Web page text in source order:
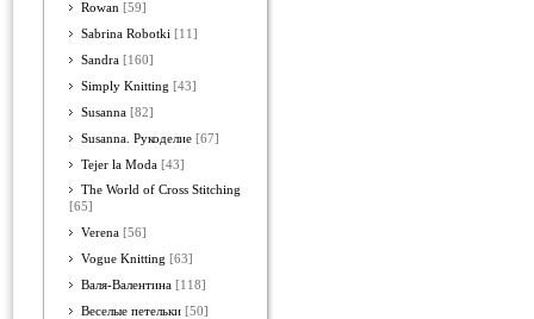
Rowan [59]
Sabrina Robotki [11]
Sandra [160]
Simply Knitting [43]
Susanna [82]
Susanna. Рукоделие [67]
Tejer la Moda [43]
The World of Cross Stitching
[65]
Verena [56]
Vogue Knitting [63]
Валя-Валентина [118]
Веселые петельки [50]